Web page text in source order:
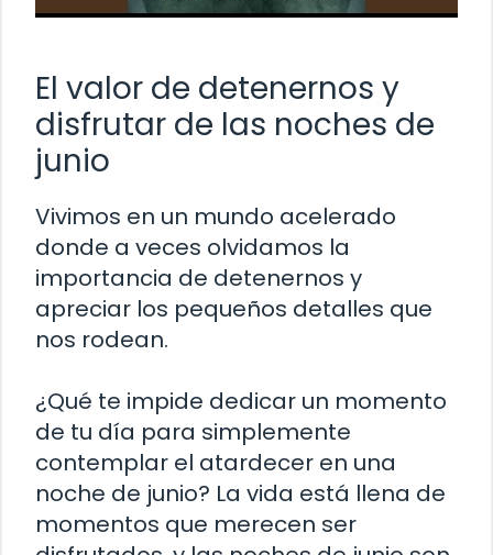
El valor de detenernos y
disfrutar de las noches de
junio
Vivimos en un mundo acelerado
donde a veces olvidamos la
importancia de detenernos y
apreciar los pequeños detalles que
nos rodean.
¿Qué te impide dedicar un momento
de tu día para simplemente
contemplar el atardecer en una
noche de junio? La vida está llena de
momentos que merecen ser